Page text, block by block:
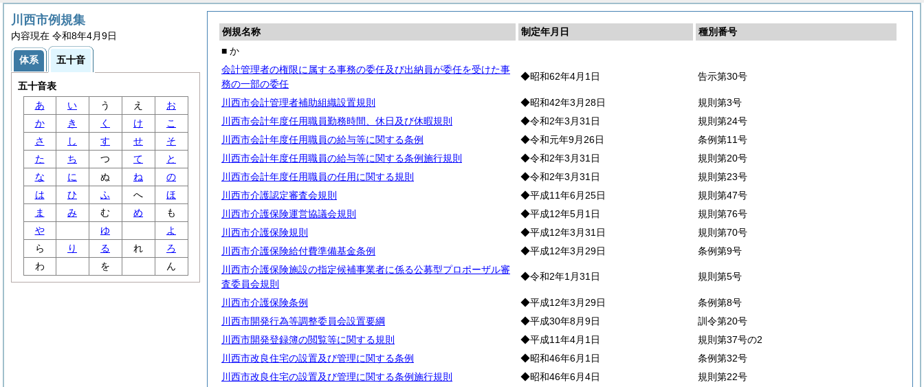
例規名称 制定年月日
種別番号
■ か
会計管理者の権限に属する事務の委任及び出納員が委任を受けた事
務の一部の委任
◆昭和62年4月1日 告示第30号
川西市会計管理者補助組織設置規則 ◆昭和42年3月28日
規則第3号
川西市会計年度任用職員勤務時間、休日及び休暇規則
◆令和2年3月31日
規則第24号
川西市会計年度任用職員の給与等に関する条例
◆令和元年9月26日
条例第11号
川西市会計年度任用職員の給与等に関する条例施行規則
◆令和2年3月31日
規則第20号
川西市会計年度任用職員の任用に関する規則
◆令和2年3月31日
規則第23号
川西市介護認定審査会規則
◆平成11年6月25日
規則第47号
川西市介護保険運営協議会規則
◆平成12年5月1日
規則第76号
川西市介護保険規則
◆平成12年3月31日
規則第70号
川西市介護保険給付費準備基金条例
◆平成12年3月29日
条例第9号
川西市介護保険施設の指定候補事業者に係る公募型プロポーザル審
査委員会規則
◆令和2年1月31日 規則第5号
川西市介護保険条例 ◆平成12年3月29日
条例第8号
川西市開発行為等調整委員会設置要綱
◆平成30年8月9日
訓令第20号
川西市開発登録簿の閲覧等に関する規則
◆平成11年4月1日
規則第37号の2
川西市改良住宅の設置及び管理に関する条例
◆昭和46年6月1日
条例第32号
川西市改良住宅の設置及び管理に関する条例施行規則
◆昭和46年6月4日
規則第22号
川西市例規集
内容現在 令和8年4月9日
体系 五十音
五十音表
あ
い う え
お
か
き く け
こ
さ
し す せ
そ
た
ち つ て
と
な
に ぬ ね
の
は
ひ ふ へ
ほ
ま
み む め
も
や
ゆ
よ
ら
り る れ
ろ
わ
を ん